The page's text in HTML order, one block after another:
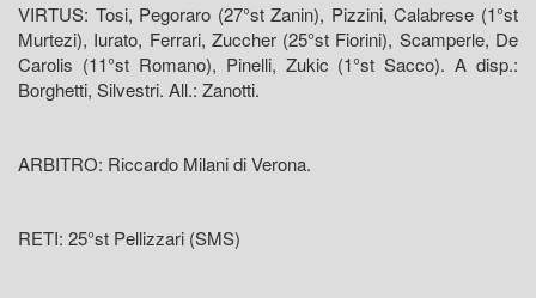
VIRTUS: Tosi, Pegoraro (27°st Zanin), Pizzini, Calabrese (1°st
Murtezi), Iurato, Ferrari, Zuccher (25°st Fiorini), Scamperle, De
Carolis (11°st Romano), Pinelli, Zukic (1°st Sacco). A disp.:
Borghetti, Silvestri. All.: Zanotti.
ARBITRO: Riccardo Milani di Verona.
RETI: 25°st Pellizzari (SMS)